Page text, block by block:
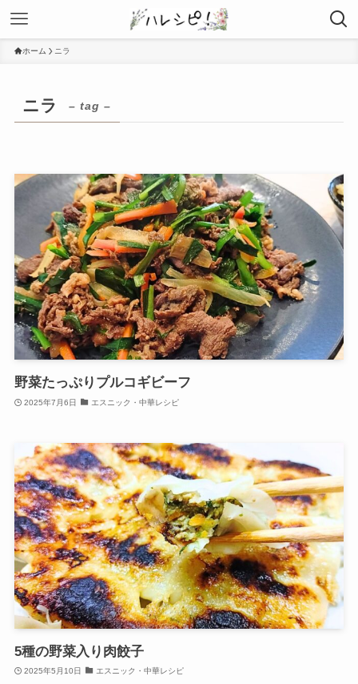
ホーム ニラ
ニラ – tag –
野菜たっぷりプルコギビーフ
2025年7月6日 エスニック・中華レシピ
5種の野菜入り肉餃子
2025年5月10日 エスニック・中華レシピ